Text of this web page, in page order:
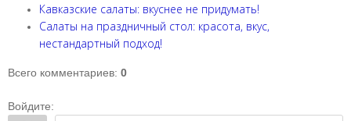
Кавказские салаты: вкуснее не придумать!
Салаты на праздничный стол: красота, вкус,
нестандартный подход!
Всего комментариев: 0
Войдите: